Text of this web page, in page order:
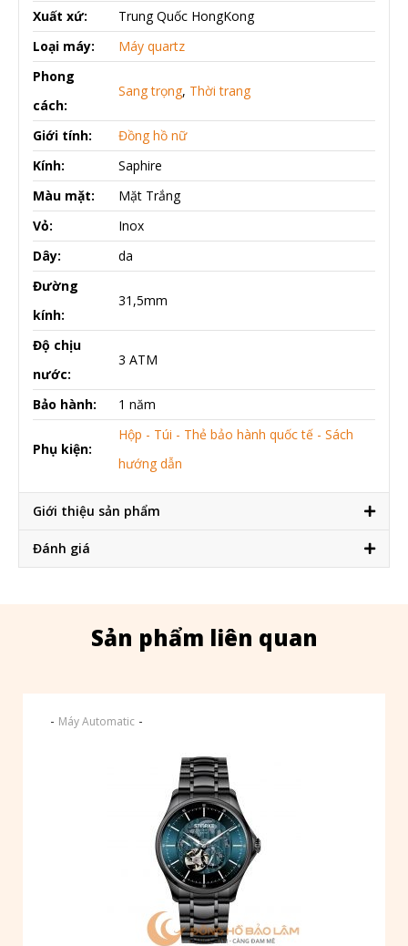
Xuất xứ:
Trung Quốc HongKong
Loại máy:
Máy quartz
Phong
cách:
Sang trọng, Thời trang
Giới tính:
Đồng hồ nữ
Kính:
Saphire
Màu mặt:
Mặt Trắng
Vỏ:
Inox
Dây:
da
Đường
kính:
31,5mm
Độ chịu
nước:
3 ATM
Bảo hành: 1 năm
Phụ kiện:
Hộp - Túi - Thẻ bảo hành quốc tế - Sách
hướng dẫn
Giới thiệu sản phẩm
Đánh giá
Sản phẩm liên quan
- Máy Automatic -